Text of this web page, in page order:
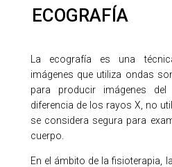
ECOGRAFÍA
La ecografía es una
imágenes que utiliza ondas
para producir imágenes
diferencia de los rayos X, no
se considera segura para
cuerpo.
En el ámbito de la fisioterapia,